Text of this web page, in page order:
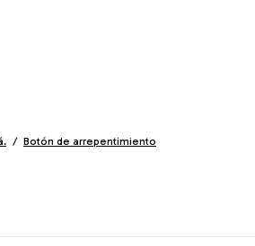
/ Botón de arrepentimiento